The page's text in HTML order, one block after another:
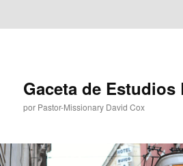
Gaceta de
por Pastor-Missionary David Cox